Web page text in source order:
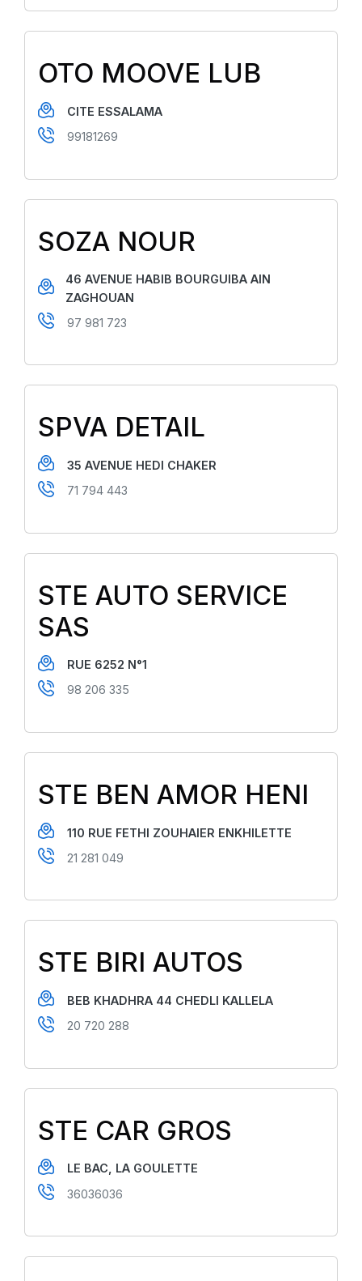
OTO MOOVE LUB
CITE ESSALAMA
99181269
SOZA NOUR
46 AVENUE HABIB BOURGUIBA AIN
ZAGHOUAN
97 981 723
SPVA DETAIL
35 AVENUE HEDI CHAKER
71 794 443
STE AUTO SERVICE
SAS
RUE 6252 N°1
98 206 335
STE BEN AMOR HENI
110 RUE FETHI ZOUHAIER ENKHILETTE
21 281 049
STE BIRI AUTOS
BEB KHADHRA 44 CHEDLI KALLELA
20 720 288
STE CAR GROS
LE BAC, LA GOULETTE
36036036